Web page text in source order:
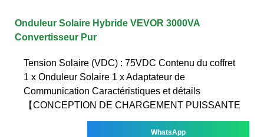
Onduleur Solaire Hybride VEVOR 3000VA
Convertisseur Pur
Tension Solaire (VDC) : 75VDC Contenu du coffret
1 x Onduleur Solaire 1 x Adaptateur de
Communication Caractéristiques et détails
【CONCEPTION DE CHARGEMENT PUISSANTE
WhatsApp